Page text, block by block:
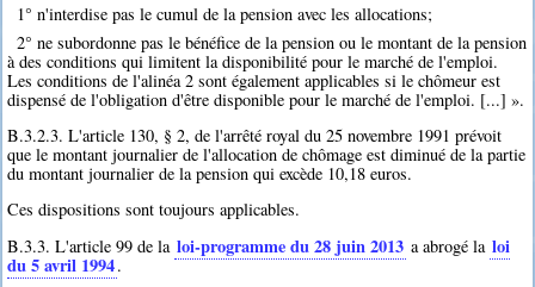
1° n'interdise pas le cumul de la pension avec les allocations;
2° ne subordonne pas le bénéfice de la pension ou le montant de la pension
à des conditions qui limitent la disponibilité pour le marché de l'emploi.
Les conditions de l'alinéa 2 sont également applicables si le chômeur est
dispensé de l'obligation d'être disponible pour le marché de l'emploi. [...] ».
B.3.2.3. L'article 130, § 2, de l'arrêté royal du 25 novembre 1991 prévoit
que le montant journalier de l'allocation de chômage est diminué de la partie
du montant journalier de la pension qui excède 10,18 euros.
Ces dispositions sont toujours applicables.
B.3.3. L'article 99 de la loi-programme du 28 juin 2013 a abrogé la loi
du 5 avril 1994.